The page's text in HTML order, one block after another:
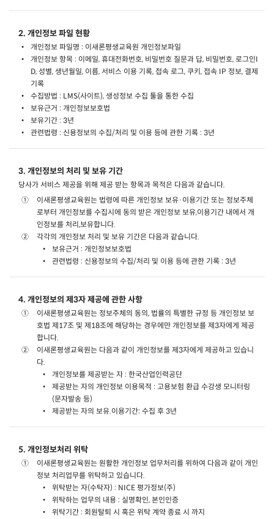
2. 개인정보 파일 현황
개인정보 파일명 : 이새론평생교육원 개인정보파일
개인정보 항목 : 이메일, 휴대전화번호, 비밀번호 질문과 답, 비밀번호, 로그인I
D, 성별, 생년월일, 이름, 서비스 이용 기록, 접속 로그, 쿠키, 접속 IP 정보, 결제
기록
수집방법 : LMS(사이트), 생성정보 수집 툴을 통한 수집
보유근거 : 개인정보보호법
보유기간 : 3년
관련법령 : 신용정보의 수집/처리 및 이용 등에 관한 기록 : 3년
3. 개인정보의 처리 및 보유 기간
당사가 서비스 제공을 위해 제공 받는 항목과 목적은 다음과 같습니다.
이새론평생교육원는 법령에 따른 개인정보 보유·이용기간 또는 정보주체
로부터 개인정보를 수집시에 동의 받은 개인정보 보유,이용기간 내에서 개
인정보를 처리,보유합니다.
각각의 개인정보 처리 및 보유 기간은 다음과 같습니다.
보유근거 : 개인정보보호법
관련법령 : 신용정보의 수집/처리 및 이용 등에 관한 기록 : 3년
4. 개인정보의 제3자 제공에 관한 사항
이새론평생교육원는 정보주체의 동의, 법률의 특별한 규정 등 개인정보 보
호법 제17조 및 제18조에 해당하는 경우에만 개인정보를 제3자에게 제공
합니다.
이새론평생교육원는 다음과 같이 개인정보를 제3자에게 제공하고 있습니
다.
개인정보를 제공받는 자 : 한국산업인력공단
제공받는 자의 개인정보 이용목적 : 고용보험 환급 수강생 모니터링
(문자발송 등)
제공받는 자의 보유.이용기간: 수집 후 3년
5. 개인정보처리 위탁
이새론평생교육원는 원활한 개인정보 업무처리를 위하여 다음과 같이 개인
정보 처리업무를 위탁하고 있습니다.
위탁받는 자(수탁자) : NICE 평가정보(주)
위탁하는 업무의 내용 : 실명확인, 본인인증
위탁기간 : 회원탈퇴 시 혹은 위탁 계약 종료 시 까지